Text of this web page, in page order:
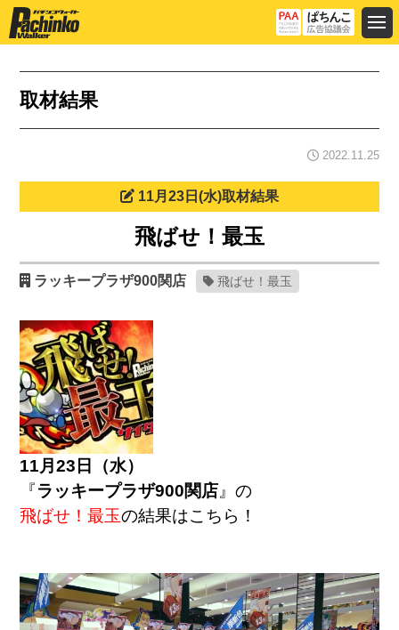
取材結果
2022.11.25
11月23日(水)取材結果
飛ばせ！最玉
ラッキープラザ900関店 飛ばせ！最玉
11月23日（水）
『ラッキープラザ900関店 』の
飛ばせ！最玉の結果はこちら！